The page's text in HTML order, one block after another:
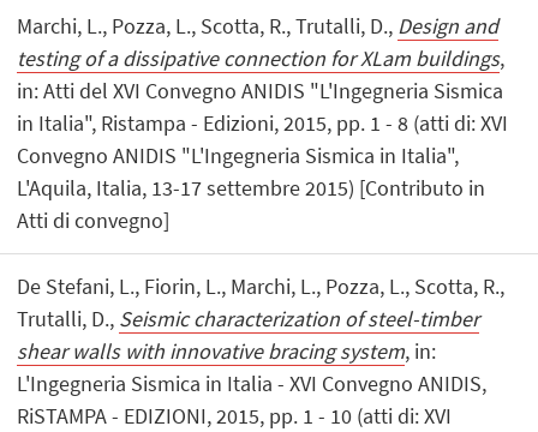
Marchi, L., Pozza, L., Scotta, R., Trutalli, D., Design and
testing of a dissipative connection for XLam buildings,
in: Atti del XVI Convegno ANIDIS "L'Ingegneria Sismica
in Italia", Ristampa - Edizioni, 2015, pp. 1 - 8 (atti di: XVI
Convegno ANIDIS "L'Ingegneria Sismica in Italia",
L'Aquila, Italia, 13-17 settembre 2015) [Contributo in
Atti di convegno]
De Stefani, L., Fiorin, L., Marchi, L., Pozza, L., Scotta, R.,
Trutalli, D., Seismic characterization of steel-timber
shear walls with innovative bracing system, in:
L'Ingegneria Sismica in Italia - XVI Convegno ANIDIS,
RiSTAMPA - EDIZIONI, 2015, pp. 1 - 10 (atti di: XVI